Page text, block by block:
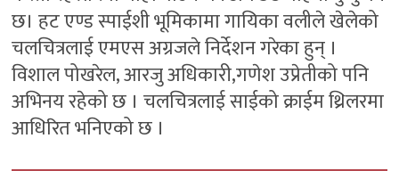
छ। हट एण्ड स्पाईशी भूमिकामा गायिका वलीले खेलेको
चलचित्रलाई एमएस अग्रजले निर्देशन गरेका हुन् ।
विशाल पोखरेल, आरजु अधिकारी,गणेश उप्रेतीको पनि
अभिनय रहेको छ । चलचित्रलाई साईको क्राईम थ्रिलरमा
आधिरित भनिएको छ ।